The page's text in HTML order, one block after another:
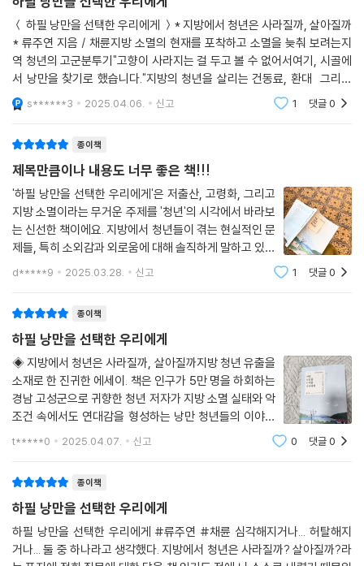
년 만에 다시 돌아온 작가는 고향의 현실을 마주하고는 큰 충격에 휩싸인
다. 도시에 있을 땐 와 닿지 않던 청년 인구의 이탈 문제와 그로 인한 지방
소멸의 심각성을 몸소 느끼게 된 것이다. 이대로 고향이 사라지는 걸 두고
볼 수 없던 작가는 소멸을 늦추는 실마리인 청년들이 지방에 머무르게 할
방법을 고민하게 된다. 그러다 지역에 유입된 청년들을 머무르게 하는 데
동료, 환대의 경험, 연대가 중요함을 깨닫게 된다. 청년들이 지방에서 소외
와 외로움을 느끼지 않고 함께 문화를 즐기며 생각을 공유할 수 있는 커뮤
니티의 필요성을 절감한 것이다. 이런 깨달음을 바탕으로 작가는 ‘멀리 가
지 않고 곁의 낭만을 찾는’ 청년 커뮤니티 ‘청년낭만살롱’을 만들어 호스트
로 활동하게 된다.
책에는 정서적 지지와 연대가 더욱 중요함을 느끼게 만든 한 청년의 이야
기가 나온다. 실제로 작가가 ‘청년낭만살롱’을 운영하며 커뮤니티의 역할
과 기능을 생각할 때마다 필연적으로 떠오른다는 오래전의 기억.
“버스를 타고 이곳에 돌아오는 길이 제게는 감옥에 가는 것처럼 느껴졌어
요.”
신규 직원으로 발령받아 시골인 고성에 오게 되었다는 청년은, 주말마다
가족들이 있는 도시로 갔다가 다시 고성으로 돌아오는 버스 안에서 하염없
는 눈물을 쏟았다는 것이다. 결국 그 청년은 3개월을 겨우 채우고는 직장
을 관두고 도시로 돌아갔다고 한다.
낭만살롱’처럼 정서적 지지와 연대를 선사할 커뮤니티가 그 청년에게도 있
었더라면 그렇게 훌훌 떠나진 않았을 거라고. ‘청년낭만살롱’에 참여한 멤
버들의 소감처럼 작은 기분 전환, 잠깐의 재미, 당장 만나 마음을 나눌 수
있는 지역의 지인이 있었다면 달라지지 않았을까 하는 아쉬움이 마음을 무
＜ 하필 낭만을 선택한 우리에게 ＞* 지방에서 청년은 사라질까, 살아질까
* 류주연 지음 / 채륜지방 소멸의 현재를 포착하고 소멸을 늦춰 보려는지
역 청년의 고군분투기"고향이 사라지는 걸 두고 볼 수 없어서여기, 시골에
서 낭만을 찾기로 했습니다."지방의 청년을 살리는 건동료, 환대 그리고
함께하는 기억으로 생길 연대감소외감과 외로움을 느끼는 사람은 결국 떠
날 수밖에없다. 자
s******3 2025.04.06. 신고 1 댓글0
종이책
제목만큼이나 내용도 너무 좋은 책!!!
'하필 낭만을 선택한 우리에게'은 저출산, 고령화, 그리고
지방 소멸이라는 무거운 주제를 '청년'의 시각에서 바라보
는 신선한 책이에요. 지방에서 청년들이 겪는 현실적인 문
제들, 특히 소외감과 외로움에 대해 솔직하게 말하고 있다
는 점이 좋았어요.작가가 고향 고성으로 돌아와 느낀 충격
d*****9 2025.03.28. 신고 1 댓글0
종이책
하필 낭만을 선택한 우리에게
◈ 지방에서 청년은 사라질까, 살아질까지방 청년 유출을
소재로 한 진귀한 에세이. 책은 인구가 5만 명을 하회하는
경남 고성군으로 귀향한 청년 저자가 지방 소멸 실태와 악
조건 속에서도 연대감을 형성하는 낭만 청년들의 이야기
를 담았습니다. 저자는 자신과 비슷한 처지의 청년들이 지
t*****0 2025.04.07. 신고 0 댓글0
종이책
하필 낭만을 선택한 우리에게
하필 낭만을 선택한 우리에게 #류주연 #채륜 심각해지거나... 허탈해지
거나... 둘 중 하나라고 생각했다. 지방에서 청년은 사라질까? 살아질까?라